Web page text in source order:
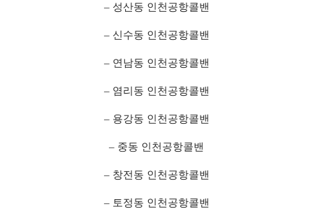
– 성산동 인천공항콜밴
– 신수동 인천공항콜밴
– 연남동 인천공항콜밴
– 염리동 인천공항콜밴
– 용강동 인천공항콜밴
– 중동 인천공항콜밴
– 창전동 인천공항콜밴
– 토정동 인천공항콜밴